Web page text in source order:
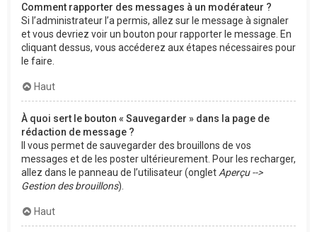
Comment rapporter des messages à un modérateur ?
Si l’administrateur l’a permis, allez sur le message à signaler
et vous devriez voir un bouton pour rapporter le message. En
cliquant dessus, vous accéderez aux étapes nécessaires pour
le faire.
Haut
À quoi sert le bouton « Sauvegarder » dans la page de
rédaction de message ?
Il vous permet de sauvegarder des brouillons de vos
messages et de les poster ultérieurement. Pour les recharger,
allez dans le panneau de l’utilisateur (onglet Aperçu -->
Gestion des brouillons).
Haut